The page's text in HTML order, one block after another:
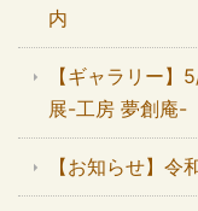
内
【ギャラリー
展-工房 夢創庵-
【お知らせ】